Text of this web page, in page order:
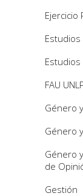
Ejercicio
FAU
Género
Género
Género
de
Gestión